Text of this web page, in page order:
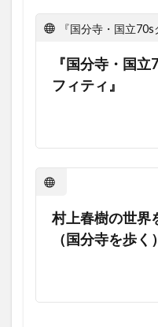
『国分寺・国立70s
『国分寺・国立
フィティ』
村上春樹の世界
（国分寺を歩く）